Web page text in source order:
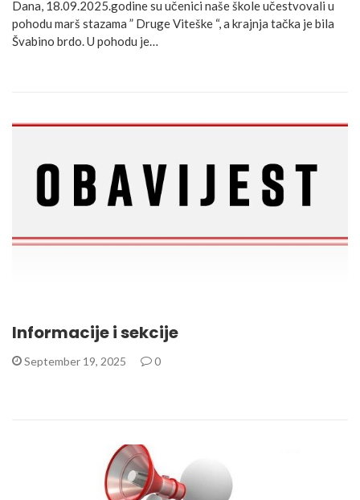
Dana, 18.09.2025.godine su učenici naše škole učestvovali u
pohodu marš stazama ” Druge Viteške “, a krajnja tačka je bila
Švabino brdo. U pohodu je…
Informacije i sekcije
September 19, 2025 0